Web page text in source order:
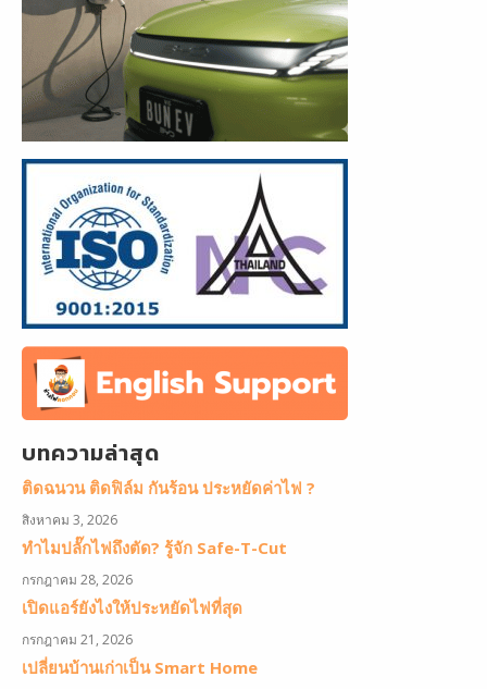
บทความล่าสุด
ติดฉนวน ติดฟิล์ม กันร้อน ประหยัดค่าไฟ ?
สิงหาคม 3, 2026
ทำไมปลั๊กไฟถึงตัด? รู้จัก Safe-T-Cut
กรกฎาคม 28, 2026
เปิดแอร์ยังไงให้ประหยัดไฟที่สุด
กรกฎาคม 21, 2026
เปลี่ยนบ้านเก่าเป็น Smart Home